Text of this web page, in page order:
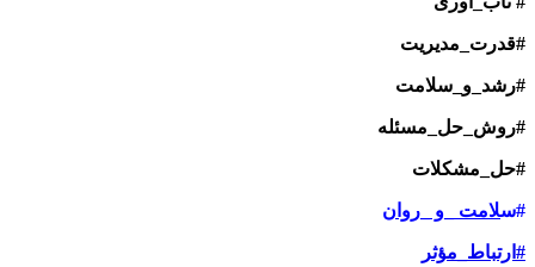
#قدرت_مدیریت
#رشد_و_سلامت
#روش_حل_مسئله
#حل_مشکلات
#سلامت _و _روان
#ارتباط_مؤثر